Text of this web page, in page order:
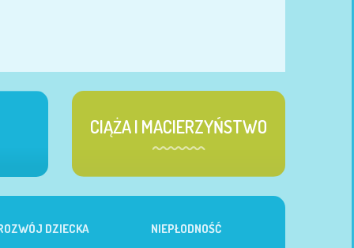
CIĄŻA I MACIERZYŃSTWO
DZIECKA NIEPŁODNOŚĆ